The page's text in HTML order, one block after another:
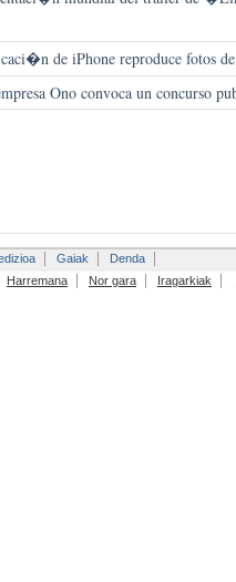
de iPhone reproduce fotos
Ono convoca un concurso
Gaiak
Denda
Harremana Nor gara Iragarkiak